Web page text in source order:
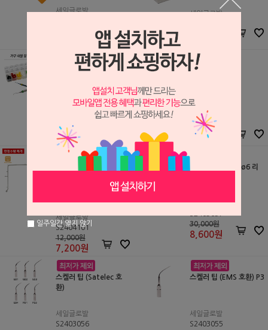
세일글로발
세일글로발
덴티안 아이디 링 ø9 리
세일글로발
10,000원
5,000원
핸드 파일 홀더
세일글로발
S2404102
18,000원
17,000
덴티안 컨투어드 러버 댐
세일글로발
S2404101
12,000원
7,200원
덴티안 아이디 링 ø6 리
세일글로발
30,000원
8,600원
스켈러 팁 (Satelec 호
환)
세일글로발
S2403056
스켈러 팁 (EMS 호환) P3
세일글로발
S2403055
일주일간 열지 않기